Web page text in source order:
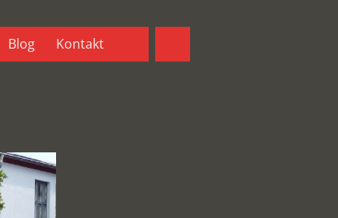
Blog Kontakt